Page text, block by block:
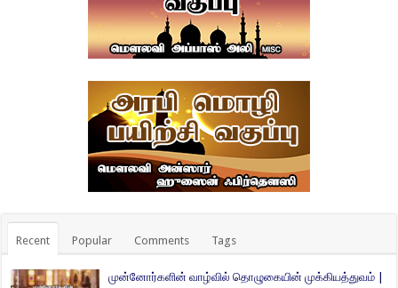
Recent Popular Comments Tags
முன்னோர்களின் வாழ்வில் தொழுகையின் முக்கியத்துவம் |